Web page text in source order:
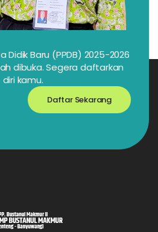
Didik Baru (PPDB) 2025-2026
dibuka. Segera daftarkan
diri kamu.
Daftar Sekarang